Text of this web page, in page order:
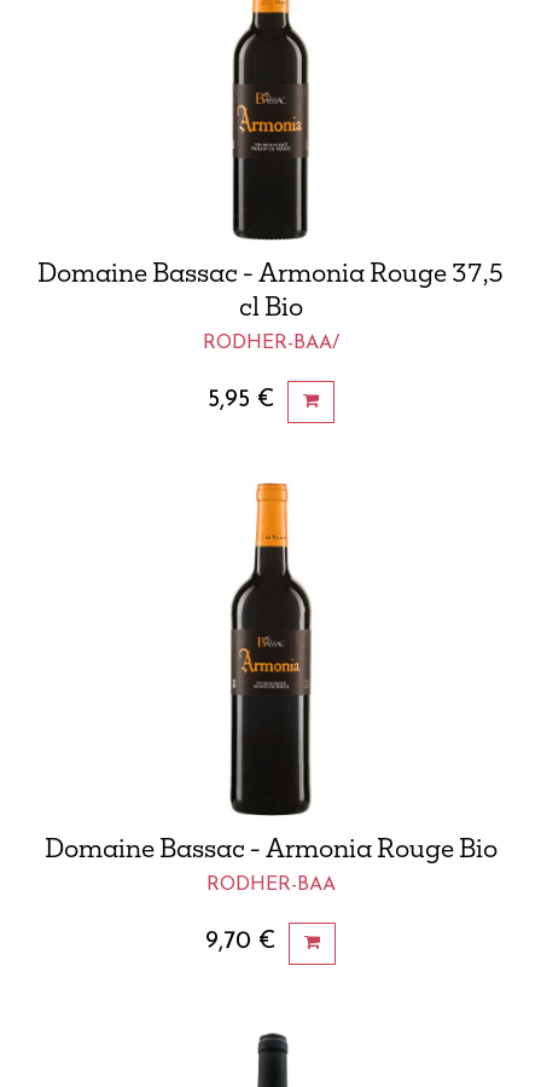
Domaine Bassac - Armonia Rouge 37,5
cl Bio
RODHER-BAA/
5,95 €
Domaine Bassac - Armonia Rouge Bio
RODHER-BAA
9,70 €